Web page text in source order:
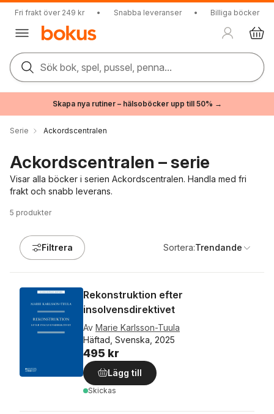
Fri frakt över 249 kr • Snabba leveranser • Billiga böcker
Sök bok, spel, pussel, penna...
Skapa nya rutiner – hälsoböcker upp till 50% →
Serie Ackordscentralen
Ackordscentralen – serie
Visar alla böcker i serien Ackordscentralen. Handla med fri
frakt och snabb leverans.
5 produkter
Filtrera Sortera:Trendande
Rekonstruktion efter
insolvensdirektivet
Av Marie Karlsson-Tuula
Häftad, Svenska, 2025
495 kr
Lägg till
Skickas